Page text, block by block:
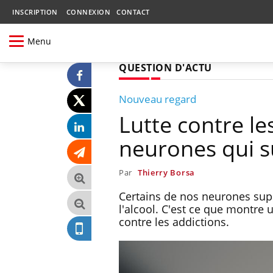
INSCRIPTION CONNEXION CONTACT
Menu
QUESTION D'ACTU
Nouveau regard
Lutte contre
neurones qui
Par Thierry Borsa
Certains de nos neurones
l'alcool. C'est ce que montre
contre les addictions.